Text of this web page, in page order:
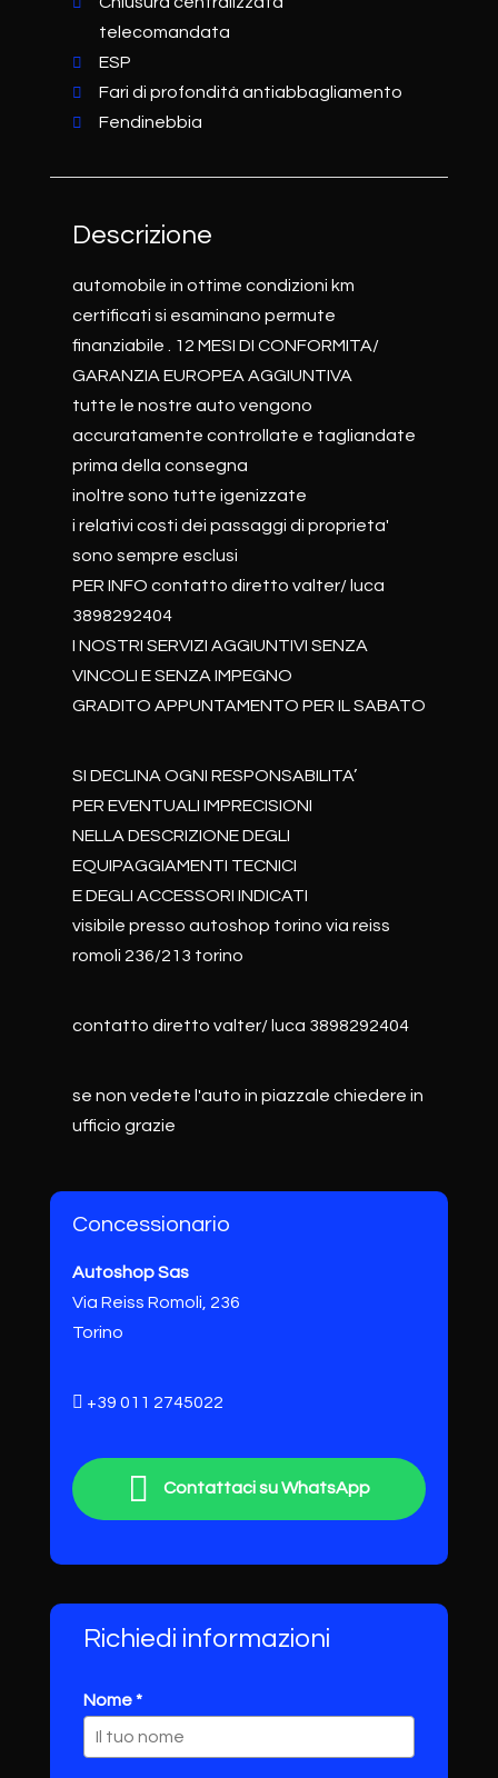
telecomandata
ESP
Fari di profondità antiabbagliamento
Fendinebbia
Descrizione
automobile in ottime condizioni km
certificati si esaminano permute
finanziabile . 12 MESI DI CONFORMITA/
GARANZIA EUROPEA AGGIUNTIVA
tutte le nostre auto vengono
accuratamente controllate e tagliandate
prima della consegna
inoltre sono tutte igenizzate
i relativi costi dei passaggi di proprieta'
sono sempre esclusi
PER INFO contatto diretto valter/ luca
3898292404
I NOSTRI SERVIZI AGGIUNTIVI SENZA
VINCOLI E SENZA IMPEGNO
GRADITO APPUNTAMENTO PER IL SABATO
SI DECLINA OGNI RESPONSABILITA’
PER EVENTUALI IMPRECISIONI
NELLA DESCRIZIONE DEGLI
EQUIPAGGIAMENTI TECNICI
E DEGLI ACCESSORI INDICATI
visibile presso autoshop torino via reiss
romoli 236/213 torino
contatto diretto valter/ luca 3898292404
se non vedete l'auto in piazzale chiedere in
ufficio grazie
Concessionario
Autoshop Sas
Via Reiss Romoli, 236
Torino
+39 011 2745022
Contattaci su WhatsApp
Richiedi informazioni
Nome *